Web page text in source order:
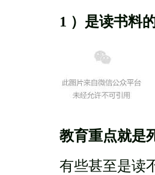
1 ）是读书料
教育重点就是
有些甚至是读